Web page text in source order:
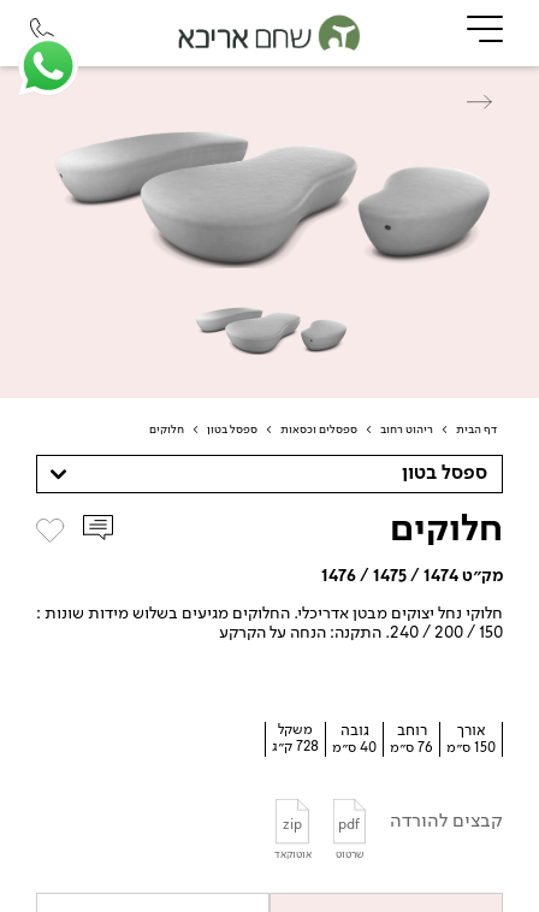
דף הבית > ריהוט רחוב > ספסלים וכסאות > ספסל בטון > חלוקים
ספסל בטון
חלוקים
מק״ט 1474 / 1475 / 1476
חלוקי נחל יצוקים מבטן אדריכלי. החלוקים מגיעים בשלוש מידות שונות :
150 / 200 / 240. התקנה: הנחה על הקרקע
אורך
150 ס״מ
רוחב
76 ס״מ
גובה
40 ס״מ
משקל
728 ק״ג
קבצים להורדה pdf
שרטוט
zip
אוטוקאד